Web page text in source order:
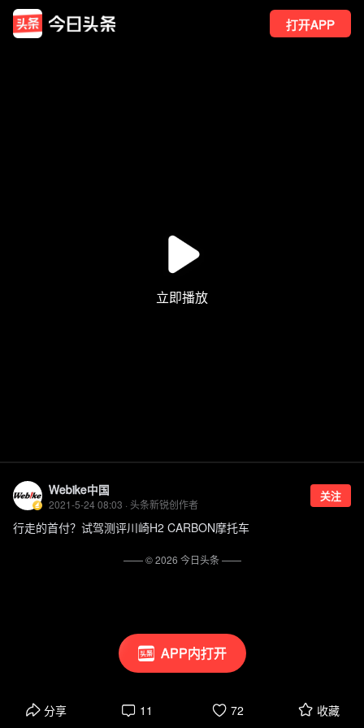
打开APP
APP内打开
Webike中国
2021-5-24 08:03 · 头条新锐创作者
关注
行走的首付？试驾测评川崎H2 CARBON摩托车
分享 11 72 收藏
—— ©2026 今日头条——